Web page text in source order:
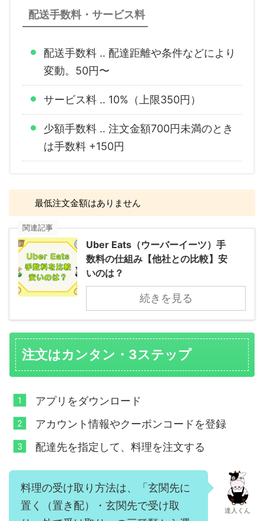
配送手数料・サービス料
配送手数料 ‥ 配達距離や条件などにより
変動。50円〜
サービス料 ‥ 10%（上限350円）
少額手数料 ‥ 注文金額700円未満のとき
は手数料 +150円
最低注文金額はありません
関連記事
Uber Eats（ウーバーイーツ）手
数料の仕組み【他社との比較】安
いのは？
続きを見る
注文はカンタン・3ステップ
アプリをダウンロード
アカウント情報やクーポンコードを登録
配達先を指定して、料理を注文する
料理の受け取り方法は、「玄関先に
置く（置き配）・玄関先で受け取
達人くん